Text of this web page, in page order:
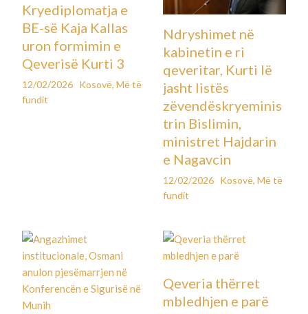
Kryediplomatja e
BE-së Kaja Kallas
uron formimin e
Qeverisë Kurti 3
12/02/2026 Kosovë,Më të
fundit
Ndryshimet në
kabinetin e ri
qeveritar, Kurti lë
jasht listës
zëvendëskryeminis
trin Bislimin,
ministret Hajdarin
e Nagavcin
12/02/2026 Kosovë, Më të
fundit
Qeveria thërret
mbledhjen e parë